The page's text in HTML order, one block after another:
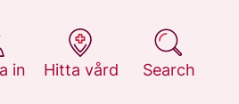
in
Hitta vård
at 1177.se
Search
at 1177.se